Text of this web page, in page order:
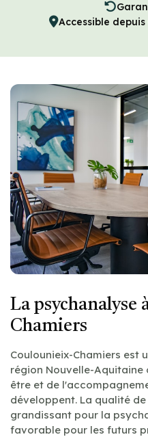
Accessible
La psychanalyse
Chamiers
Coulounieix-Chamiers est
région Nouvelle-Aquitaine
être et de
développent. La qualité
grandissant pour la
favorable pour les futurs